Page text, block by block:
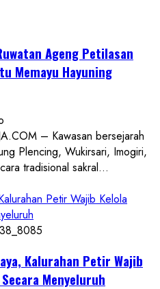
Ageng Petilasan
Memayu Hayuning
– Kawasan bersejarah
Plencing, Wukirsari, Imogiri,
tradisional sakral...
Petir Wajib Kelola
Kalurahan Petir Wajib
Menyeluruh